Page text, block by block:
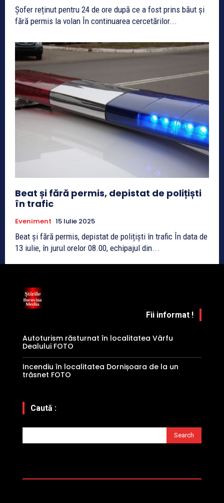
Șofer reținut pentru 24 de ore după ce a fost prins băut și
fără permis la volan În continuarea cercetărilor...
Beat și fără permis, depistat de polițiști
în trafic
Eveniment 15 Iulie 2025
Beat și fără permis, depistat de polițiști în trafic În data de
13 iulie, în jurul orelor 08.00, echipajul din...
Fii informat !
Autoturism răsturnat în localitatea Vârfu
Dealului FOTO
Incendiu în localitatea Dornișoara de la un
trăsnet FOTO
Caută :
Search